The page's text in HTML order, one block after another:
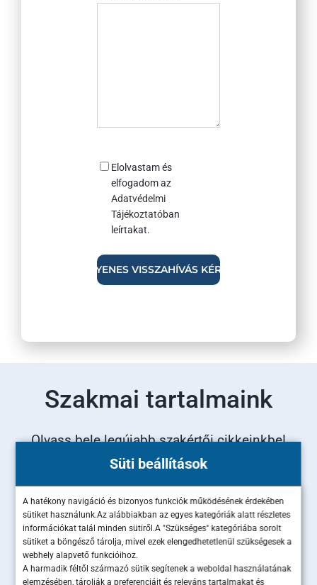
Süti beállítások
A hatékony navigáció és bizonyos funkciók működésének érdekében
sütiket használunk.Az alábbiakban az egyes kategóriák alatt részletes
információkat talál minden sütiről.A "Szükséges" kategóriába sorolt
sütiket a böngésző tárolja, mivel ezek elengedhetetlenül szükségesek a
webhely alapvető funkcióihoz.
A harmadik féltől származó sütik segítenek a weboldal használatának
elemzésében, tárolják a preferenciáit és releváns tartalmakat és
Consent
Elolvastam és
elfogadom az
Adatvédelmi
Tájékoztatóban
leírtakat.
Szakmai tartalmaink
Olvass bele legújabb szakértői cikkeinkbe!